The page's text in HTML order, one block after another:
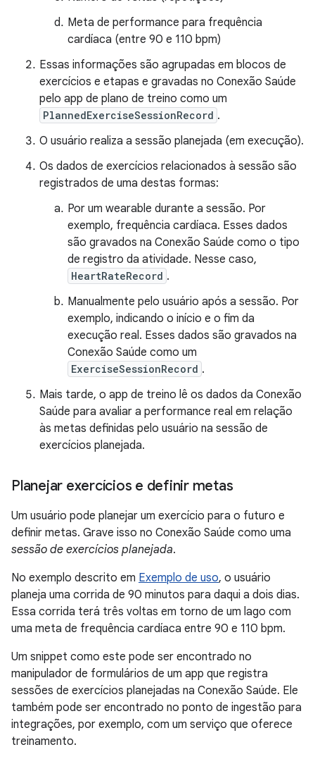
Meta de performance para frequência
cardíaca (entre 90 e 110 bpm)
Essas informações são agrupadas em blocos de
exercícios e etapas e gravadas no Conexão Saúde
pelo app de plano de treino como um
PlannedExerciseSessionRecord .
O usuário realiza a sessão planejada (em execução).
Os dados de exercícios relacionados à sessão são
registrados de uma destas formas:
Por um wearable durante a sessão. Por
exemplo, frequência cardíaca. Esses dados
são gravados na Conexão Saúde como o tipo
de registro da atividade. Nesse caso,
HeartRateRecord .
Manualmente pelo usuário após a sessão. Por
exemplo, indicando o início e o fim da
execução real. Esses dados são gravados na
Conexão Saúde como um
ExerciseSessionRecord .
Mais tarde, o app de treino lê os dados da Conexão
Saúde para avaliar a performance real em relação
às metas definidas pelo usuário na sessão de
exercícios planejada.
Planejar exercícios e definir metas
Um usuário pode planejar um exercício para o futuro e
definir metas. Grave isso no Conexão Saúde como uma
sessão de exercícios planejada.
No exemplo descrito em Exemplo de uso, o usuário
planeja uma corrida de 90 minutos para daqui a dois dias.
Essa corrida terá três voltas em torno de um lago com
uma meta de frequência cardíaca entre 90 e 110 bpm.
Um snippet como este pode ser encontrado no
manipulador de formulários de um app que registra
sessões de exercícios planejadas na Conexão Saúde. Ele
também pode ser encontrado no ponto de ingestão para
integrações, por exemplo, com um serviço que oferece
treinamento.